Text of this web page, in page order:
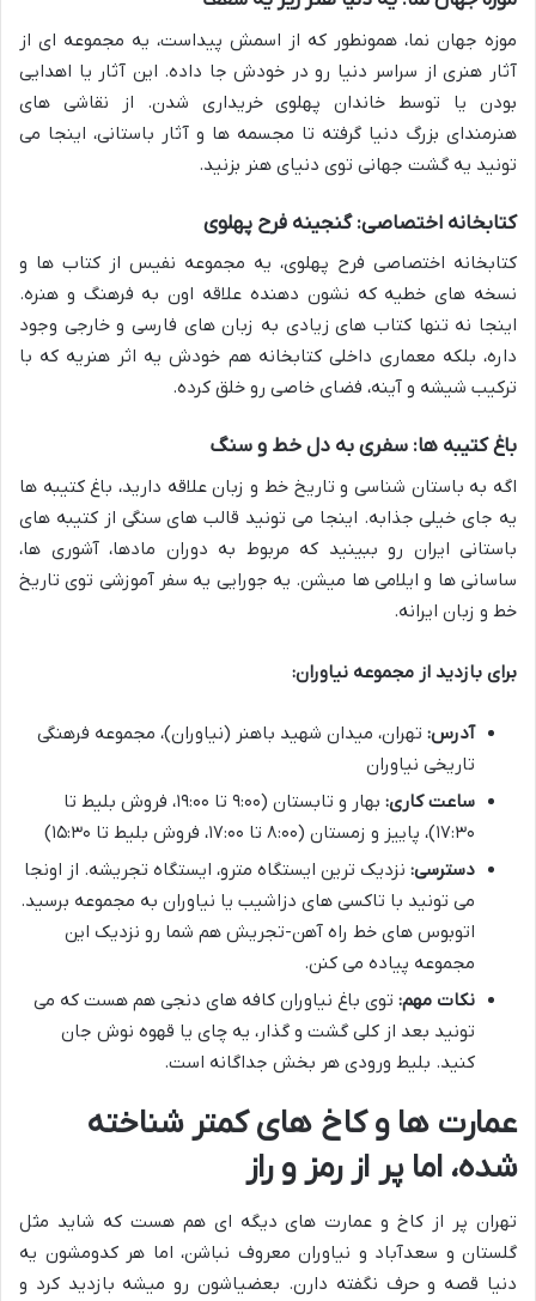
موزه جهان نما، همونطور که از اسمش پیداست، یه مجموعه ای از
آثار هنری از سراسر دنیا رو در خودش جا داده. این آثار یا اهدایی
بودن یا توسط خاندان پهلوی خریداری شدن. از نقاشی های
هنرمندای بزرگ دنیا گرفته تا مجسمه ها و آثار باستانی، اینجا می
تونید یه گشت جهانی توی دنیای هنر بزنید.
کتابخانه اختصاصی: گنجینه فرح پهلوی
کتابخانه اختصاصی فرح پهلوی، یه مجموعه نفیس از کتاب ها و
نسخه های خطیه که نشون دهنده علاقه اون به فرهنگ و هنره.
اینجا نه تنها کتاب های زیادی به زبان های فارسی و خارجی وجود
داره، بلکه معماری داخلی کتابخانه هم خودش یه اثر هنریه که با
ترکیب شیشه و آینه، فضای خاصی رو خلق کرده.
باغ کتیبه ها: سفری به دل خط و سنگ
اگه به باستان شناسی و تاریخ خط و زبان علاقه دارید، باغ کتیبه ها
یه جای خیلی جذابه. اینجا می تونید قالب های سنگی از کتیبه های
باستانی ایران رو ببینید که مربوط به دوران مادها، آشوری ها،
ساسانی ها و ایلامی ها میشن. یه جورایی یه سفر آموزشی توی تاریخ
خط و زبان ایرانه.
برای بازدید از مجموعه نیاوران:
آدرس: تهران، میدان شهید باهنر (نیاوران)، مجموعه فرهنگی
تاریخی نیاوران
ساعت کاری:
بهار و تابستان (۹:۰۰ تا ۱۹:۰۰، فروش بلیط تا
۱۷:۳۰)، پاییز و زمستان (۸:۰۰ تا ۱۷:۰۰، فروش بلیط تا ۱۵:۳۰)
دسترسی: نزدیک ترین ایستگاه مترو، ایستگاه تجریشه. از اونجا
می تونید با تاکسی های دزاشیب یا نیاوران به مجموعه برسید.
اتوبوس های خط راه آهن-تجریش هم شما رو نزدیک این
مجموعه پیاده می کنن.
نکات مهم: توی باغ نیاوران کافه های دنجی هم هست که می
تونید بعد از کلی گشت و گذار، یه چای یا قهوه نوش جان
کنید. بلیط ورودی هر بخش جداگانه است.
عمارت ها و کاخ های کمتر شناخته
شده، اما پر از رمز و راز
تهران پر از کاخ و عمارت های دیگه ای هم هست که شاید مثل
گلستان و سعدآباد و نیاوران معروف نباشن، اما هر کدومشون یه
دنیا قصه و حرف نگفته دارن. بعضیاشون رو میشه بازدید کرد و